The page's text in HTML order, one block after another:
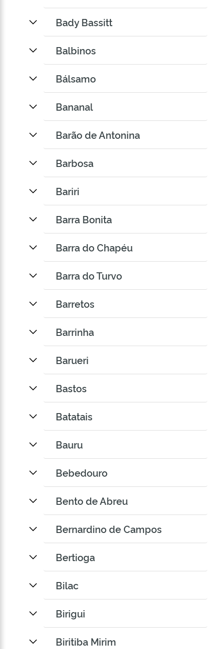
Bady Bassitt
Balbinos
Bálsamo
Bananal
Barão de Antonina
Barbosa
Bariri
Barra Bonita
Barra do Chapéu
Barra do Turvo
Barretos
Barrinha
Barueri
Bastos
Batatais
Bauru
Bebedouro
Bento de Abreu
Bernardino de Campos
Bertioga
Bilac
Birigui
Biritiba Mirim